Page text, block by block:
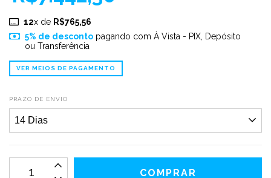
12x de R$765,56
5% de descontopagando com À Vista - PIX, Depósito
ou Transferência
VER MEIOS DE PAGAMENTO
PRAZO DE ENVIO